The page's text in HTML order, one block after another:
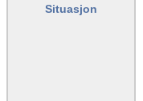
Situasjon